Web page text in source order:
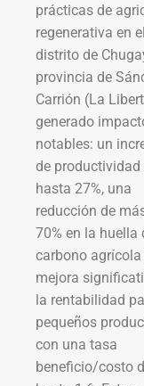
prácticas de
regenerativa en el
distrito de
provincia de
Carrión (La
generado
notables: un
de productividad
hasta 27%, una
reducción de
70% en la huella
carbono agrícola
mejora
la rentabilidad
pequeños
con una tasa
beneficio/costo